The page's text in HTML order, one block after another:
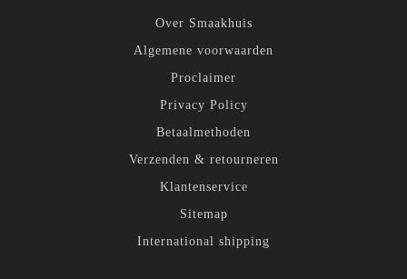
Over Smaakhuis
Algemene voorwaarden
Proclaimer
Privacy Policy
Betaalmethoden
Verzenden & retourneren
Klantenservice
Sitemap
International shipping